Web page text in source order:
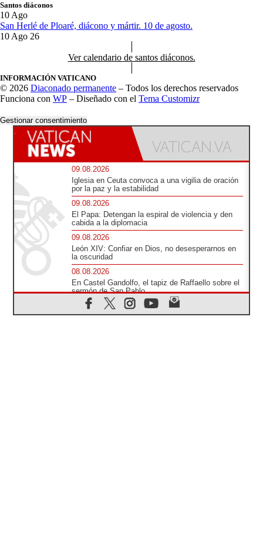
Santos diáconos
10Ago
San Herlé de Ploaré, diácono y mártir. 10 de agosto.
10 Ago 26
Ver calendario de santos diáconos.
INFORMACIÓN VATICANO
© 2026 Diaconado permanente – Todos los derechos reservados
Funciona con WP – Diseñado con el Tema Customizr
Gestionar consentimiento
09.08.2026
Iglesia en Ceuta convoca a una vigilia de oración
por la paz y la estabilidad
09.08.2026
El Papa: Detengan la espiral de violencia y den
cabida a la diplomacia
09.08.2026
León XIV: Confiar en Dios, no desesperarnos en
la oscuridad
08.08.2026
En Castel Gandolfo, el tapiz de Raffaello sobre el
sermón de San Pablo
08.08.2026
En Colombia, «la paz no se compra con una